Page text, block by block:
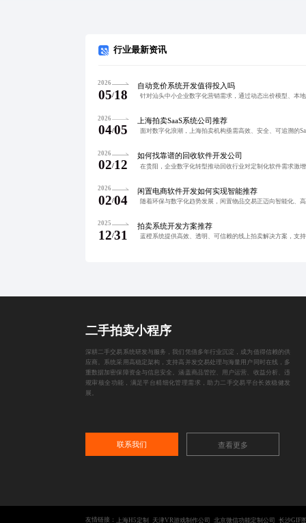
行业最新资讯
2026
05/18
自动竞价系统开发值得投入吗
2026
04/05
上海拍卖SaaS系统公司推荐
2026
02/12
如何找靠谱的回收软件开发公司
2026
02/04
闲置电商软件开发如何实现智能推荐
2025
12/31
拍卖系统开发方案推荐
二手拍卖小程序
深耕二手交易系统研发与服务，我们凭借多年行业沉淀，成为值得信赖的供
应商。系统采用高稳定架构，支持高并发交易处理与海量用户同时在线，多
重数据加密保障资金与信息安全。涵盖商品管控、用户运营、收益分析、违
规审核全功能，满足平台精细化管理需求，助力二手交易平台长效稳健发
展。
联系我们 查看更多
友情链接： 上海H5定制 天津VR游戏制作公司 北京微信功能定制公司 长沙GIF